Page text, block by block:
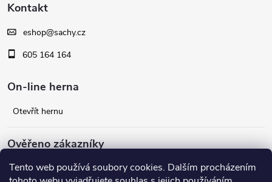
Tento web používá soubory cookies. Dalším procházením
p
a
Kontakt
eshop@sachy.cz
605 164 164
On-line herna
Otevřít hernu
Ověřeno zákazníky
Facebook